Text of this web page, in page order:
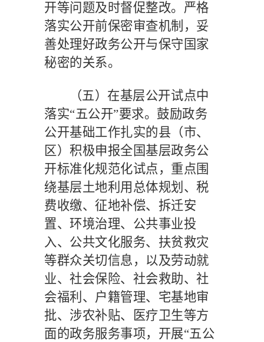
开等问题及时督促整改。严格
落实公开前保密审查机制，妥
善处理好政务公开与保守国家
秘密的关系。
（五）在基层公开试点中
落实“五公开”要求。 鼓励政务
公开基础工作扎实的县（市、
区）积极申报全国基层政务公
开标准化规范化试点，重点围
绕基层土地利用总体规划、税
费收缴、征地补偿、拆迁安
置、环境治理、公共事业投
入、公共文化服务、扶贫救灾
等群众关切信息，以及劳动就
业、社会保险、社会救助、社
会福利、户籍管理、宅基地审
批、涉农补贴、医疗卫生等方
面的政务服务事项，开展“五公